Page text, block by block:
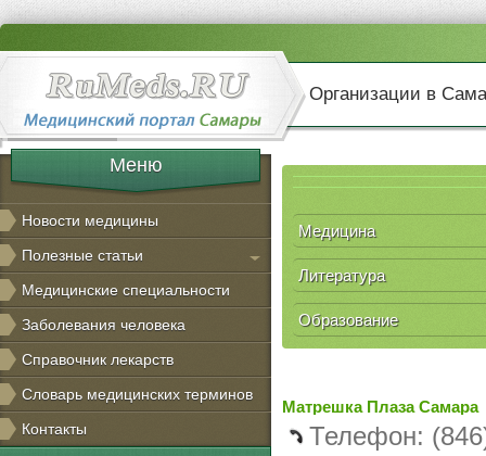
Организации в
Меню
Новости медицины
Полезные статьи
Медицинские специальности
Заболевания человека
Справочник лекарств
Словарь медицинских терминов
Контакты
Медицина
Литература
Образование
Матрешка Плаза Самара
Телефон: